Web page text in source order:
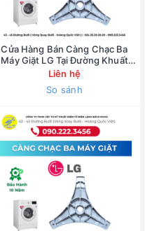
Cửa Hàng Bán Càng Chạc Ba
Máy Giặt LG Tại Đường Khuất
Duy Tiến - 0902223456
Liên hệ
So sánh